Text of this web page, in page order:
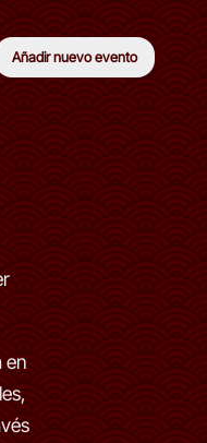
Añadir nuevo evento
en